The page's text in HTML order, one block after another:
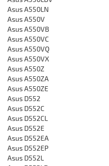
Asus A550LN
Asus A550V
Asus A550VB
Asus A550VC
Asus A550VQ
Asus A550VX
Asus A550Z
Asus A550ZA
Asus A550ZE
Asus D552
Asus D552C
Asus D552CL
Asus D552E
Asus D552EA
Asus D552EP
Asus D552L